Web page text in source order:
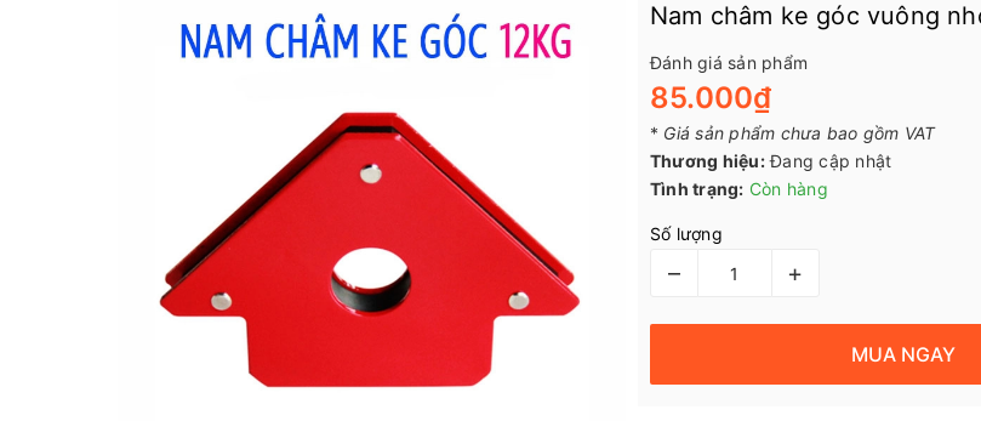
Nam châm ke góc vuông
Đánh giá sản phẩm
85.000₫
* Giá sản phẩm chưa bao gồm VAT
Thương hiệu: Đang cập nhật
Tình trạng: Còn hàng
Số lượng
– +
MUA NGAY